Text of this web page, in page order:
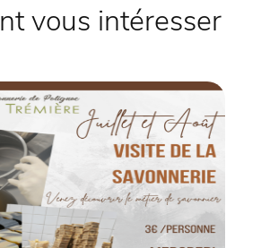
vous intéresser